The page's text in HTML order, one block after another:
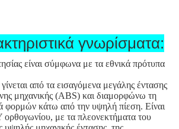
γνωρίσματα:
είναι σύμφωνα με τα εθνικά πρότυπα
από τα εισαγόμενα μεγάλης έντασης
μηχανικής (ABS) και διαμορφώνω τη
φορμών κάτω από την υψηλή πίεση. Είναι
με τα πλεονεκτήματα του